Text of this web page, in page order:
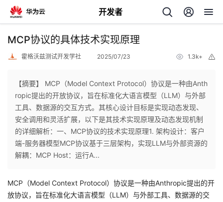
开发者
返
个
人
页
我
开
MCP协议的具体技术实现原理
霍格沃兹测试开发学社 2025/07/23 1.3k+
【摘要】 MCP（Model Context Protocol）协议是一种由Anth
ropic提出的开放协议，旨在标准化大语言模型（LLM）与外部
工具、数据源的交互方式。其核心设计目标是实现动态发现、
安全调用和灵活扩展，以下是其技术实现原理及动态发现机制
的详细解析：一、MCP协议的技术实现原理1. 架构设计：客户
端-服务器模型MCP协议基于三层架构，实现LLM与外部资源的
解耦：MCP Host：运行A...
MCP（Model Context Protocol）协议是一种由Anthropic提出的开
放协议，旨在标准化大语言模型（LLM）与外部工具、数据源的交